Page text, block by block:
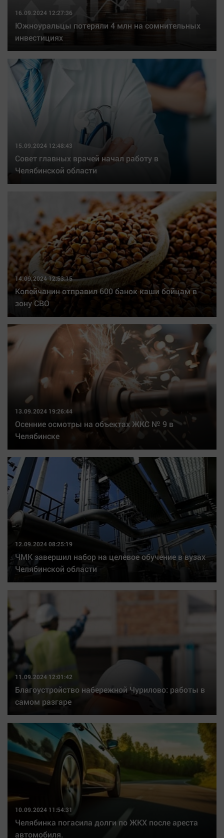
16.09.2024 12:27:36
Южноуральцы потеряли 4 млн на сомнительных
инвестициях
15.09.2024 12:48:43
Совет главных врачей начал работу в
Челябинской области
14.09.2024 12:53:15
Копейчанин отправил 600 банок каши бойцам в
зону СВО
13.09.2024 19:26:44
Осенние осмотры на объектах ЖКС № 9 в
Челябинске
12.09.2024 08:25:19
ЧМК завершил набор на целевое обучение в вузах
Челябинской области
11.09.2024 12:01:42
Благоустройство набережной Чурилово: работы в
самом разгаре
10.09.2024 11:54:31
Челябинка погасила долги по ЖКХ после ареста
автомобиля.